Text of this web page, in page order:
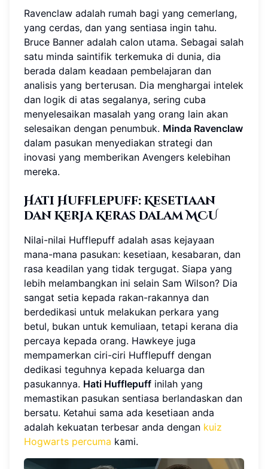
Ravenclaw adalah rumah bagi yang cemerlang,
yang cerdas, dan yang sentiasa ingin tahu.
Bruce Banner adalah calon utama. Sebagai salah
satu minda saintifik terkemuka di dunia, dia
berada dalam keadaan pembelajaran dan
analisis yang berterusan. Dia menghargai intelek
dan logik di atas segalanya, sering cuba
menyelesaikan masalah yang orang lain akan
selesaikan dengan penumbuk. Minda Ravenclaw
dalam pasukan menyediakan strategi dan
inovasi yang memberikan Avengers kelebihan
mereka.
Hati Hufflepuff: Kesetiaan
dan Kerja Keras dalam MCU
Nilai-nilai Hufflepuff adalah asas kejayaan
mana-mana pasukan: kesetiaan, kesabaran, dan
rasa keadilan yang tidak tergugat. Siapa yang
lebih melambangkan ini selain Sam Wilson? Dia
sangat setia kepada rakan-rakannya dan
berdedikasi untuk melakukan perkara yang
betul, bukan untuk kemuliaan, tetapi kerana dia
percaya kepada orang. Hawkeye juga
mempamerkan ciri-ciri Hufflepuff dengan
dedikasi teguhnya kepada keluarga dan
pasukannya. Hati Hufflepuff inilah yang
memastikan pasukan sentiasa berlandaskan dan
bersatu. Ketahui sama ada kesetiaan anda
adalah kekuatan terbesar anda dengan kuiz
Hogwarts percuma kami.